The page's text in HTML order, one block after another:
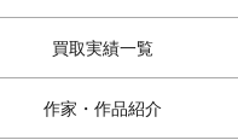
買取実績一覧
作家・作品紹介